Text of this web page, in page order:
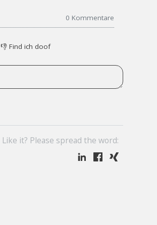
0 Kommentare
👎 Find ich doof
Like it? Please spread the word: